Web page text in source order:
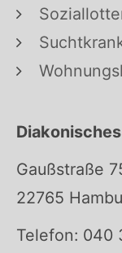
Gaußstraße
22765
Telefon: 040